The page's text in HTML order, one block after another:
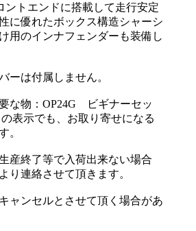
ントエンドに搭載して走行安定
に優れたボックス構造シャーシ
用のインナフェンダーも装備し
ーは付属しません。
な物：OP24G ビギナーセッ
表示でも、お取り寄せになる
。
産終了等で入荷出来ない場合
り連絡させて頂きます。
ャンセルとさせて頂く場合があ